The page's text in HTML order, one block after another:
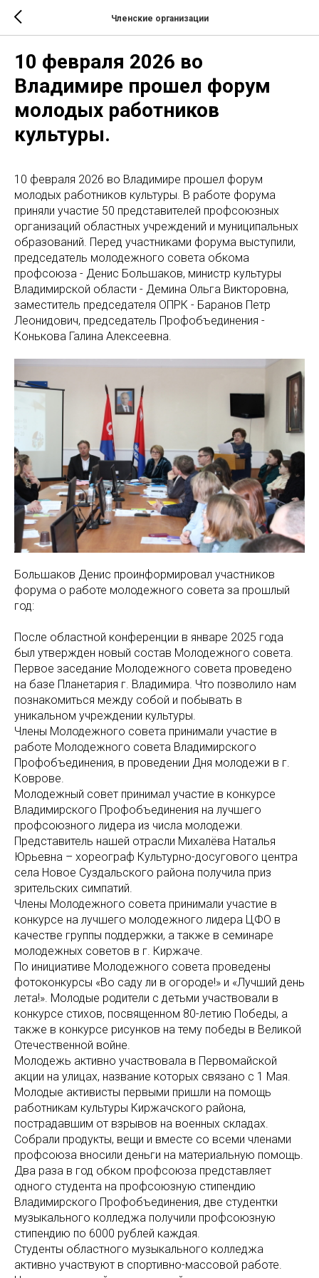
Членские организации
10 февраля 2026 во
Владимире прошел форум
молодых работников
культуры.
10 февраля 2026 во Владимире прошел форум
молодых работников культуры. В работе форума
приняли участие 50 представителей профсоюзных
организаций областных учреждений и муниципальных
образований. Перед участниками форума выступили,
председатель молодежного совета обкома
профсоюза - Денис Большаков, министр культуры
Владимирской области - Демина Ольга Викторовна,
заместитель председателя ОПРК - Баранов Петр
Леонидович, председатель Профобъединения -
Конькова Галина Алексеевна.
Большаков Денис проинформировал участников
форума о работе молодежного совета за прошлый
год:
После областной конференции в январе 2025 года
был утвержден новый состав Молодежного совета.
Первое заседание Молодежного совета проведено
на базе Планетария г. Владимира. Что позволило нам
познакомиться между собой и побывать в
уникальном учреждении культуры.
Члены Молодежного совета принимали участие в
работе Молодежного совета Владимирского
Профобъединения, в проведении Дня молодежи в г.
Коврове.
Молодежный совет принимал участие в конкурсе
Владимирского Профобъединения на лучшего
профсоюзного лидера из числа молодежи.
Представитель нашей отрасли Михалёва Наталья
Юрьевна – хореограф Культурно-досугового центра
села Новое Суздальского района получила приз
зрительских симпатий.
Члены Молодежного совета принимали участие в
конкурсе на лучшего молодежного лидера ЦФО в
качестве группы поддержки, а также в семинаре
молодежных советов в г. Киржаче.
По инициативе Молодежного совета проведены
фотоконкурсы «Во саду ли в огороде!» и «Лучший день
лета!». Молодые родители с детьми участвовали в
конкурсе стихов, посвященном 80-летию Победы, а
также в конкурсе рисунков на тему победы в Великой
Отечественной войне.
Молодежь активно участвовала в Первомайской
акции на улицах, название которых связано с 1 Мая.
Молодые активисты первыми пришли на помощь
работникам культуры Киржачского района,
пострадавшим от взрывов на военных складах.
Собрали продукты, вещи и вместе со всеми членами
профсоюза вносили деньги на материальную помощь.
Два раза в год обком профсоюза представляет
одного студента на профсоюзную стипендию
Владимирского Профобъединения, две студентки
музыкального колледжа получили профсоюзную
стипендию по 6000 рублей каждая.
Студенты областного музыкального колледжа
активно участвуют в спортивно-массовой работе.